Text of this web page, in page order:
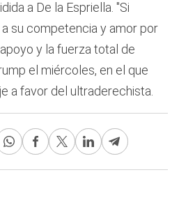
a De la Espriella. "Si
su competencia y amor por
y la fuerza total de
el miércoles, en el que
a favor del ultraderechista.